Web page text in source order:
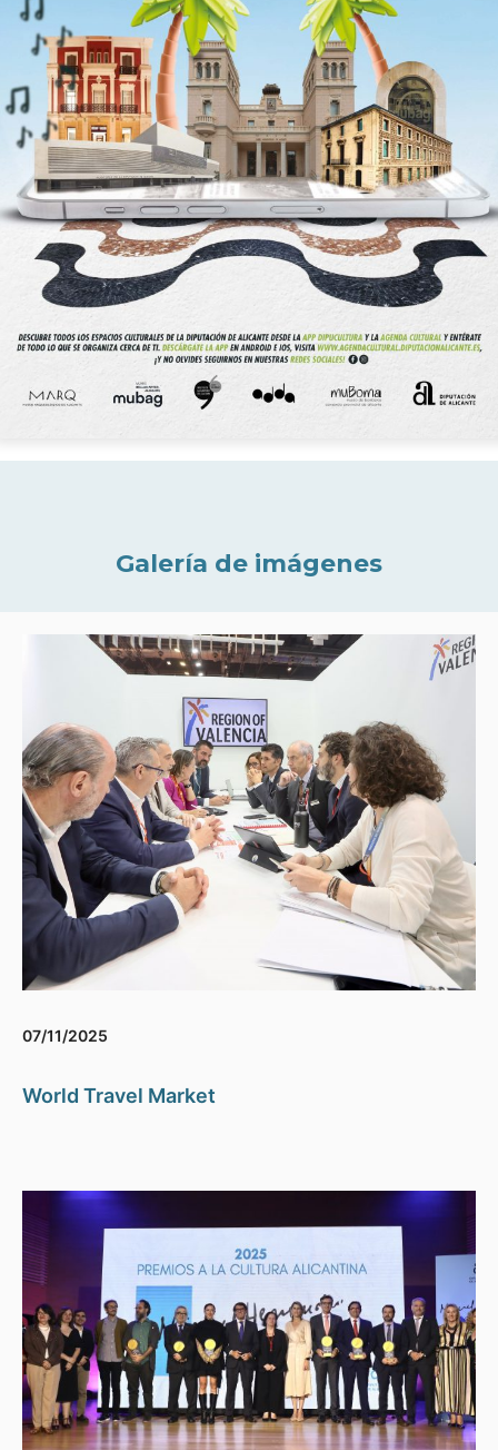
Galería de imágenes
07/11/2025
World Travel Market